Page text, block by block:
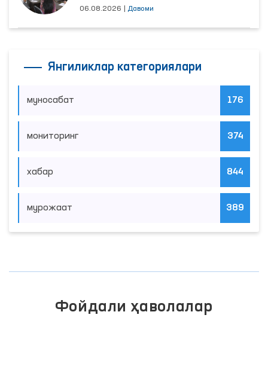
06.08.2026 Давоми
Янгиликлар категориялари
муносабат 176
мониторинг 374
хабар 844
мурожаат 389
Фойдали ҳаволалар